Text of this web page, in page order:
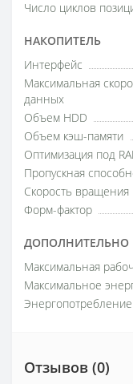
Число циклов
НАКОПИТЕЛЬ
Интерфейс
Максимальная
данных
Объем HDD
Объем кэш-памяти
Оптимизация под
Пропускная
Скорость
Форм-фактор
ДОПОЛНИТЕЛЬНО
Максимальная
Максимальное
Отзывов (0)